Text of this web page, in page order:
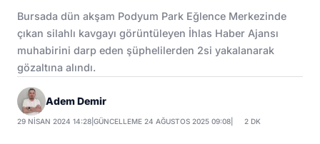
Bursada dün akşam Podyum Park Eğlence Merkezinde
çıkan silahlı kavgayı görüntüleyen İhlas Haber Ajansı
muhabirini darp eden şüphelilerden 2si yakalanarak
gözaltına alındı.
Adem Demir
29 NISAN 2024 14:28 |GÜNCELLEME 24 AĞUSTOS 2025 09:08 2 DK